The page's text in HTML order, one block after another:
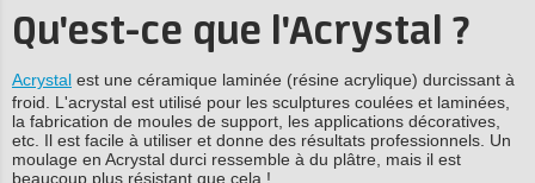
Qu'est-ce que l'Acrystal ?
Acrystal est une céramique laminée (résine acrylique) durcissant à
froid. L'acrystal est utilisé pour les sculptures coulées et laminées,
la fabrication de moules de support, les applications décoratives,
etc. Il est facile à utiliser et donne des résultats professionnels. Un
moulage en Acrystal durci ressemble à du plâtre, mais il est
beaucoup plus résistant que cela !